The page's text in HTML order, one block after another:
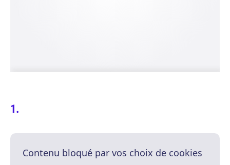
Contenu bloqué par vos choix de cookies